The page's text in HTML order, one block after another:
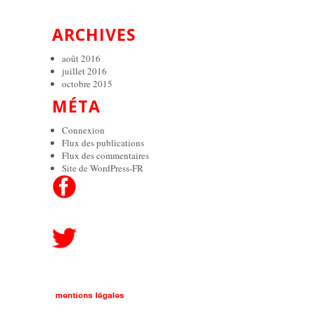
ARCHIVES
août 2016
juillet 2016
octobre 2015
MÉTA
Connexion
Flux des publications
Flux des commentaires
Site de WordPress-FR